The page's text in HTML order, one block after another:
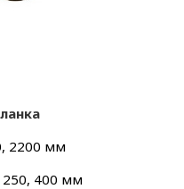
2200 мм
400 мм